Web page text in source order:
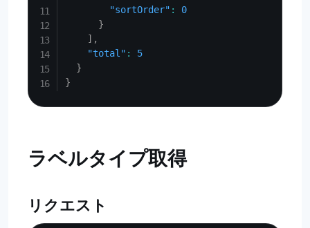
"sortOrder" :
0
}
] ,
"total" :
5
}
}
ラベルタイプ取得
リクエスト